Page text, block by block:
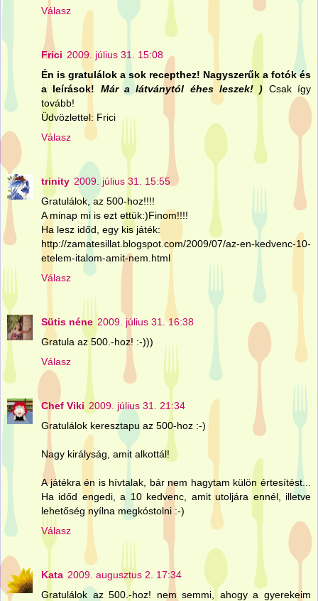
Válasz
Frici 2009. július 31. 15:08
Én is gratulálok a sok recepthez! Nagyszerűk a fotók és
a leírások! Már a látványtól éhes leszek! ) Csak így
tovább!
Üdvözlettel: Frici
Válasz
trinity 2009. július 31. 15:55
Gratulálok, az 500-hoz!!!!
A minap mi is ezt ettük:)Finom!!!!
Ha lesz időd, egy kis játék:
http://zamatesillat.blogspot.com/2009/07/az-en-kedvenc-10-
etelem-italom-amit-nem.html
Válasz
Sütis néne 2009. július 31. 16:38
Gratula az 500.-hoz! :-)))
Válasz
Chef Viki 2009. július 31. 21:34
Gratulálok keresztapu az 500-hoz :-)
Nagy királyság, amit alkottál!
A játékra én is hívtalak, bár nem hagytam külön értesítést...
Ha időd engedi, a 10 kedvenc, amit utoljára ennél, illetve
lehetőség nyílna megkóstolni :-)
Válasz
Kata 2009. augusztus 2. 17:34
Gratulálok az 500.-hoz! nem semmi, ahogy a gyerekeim